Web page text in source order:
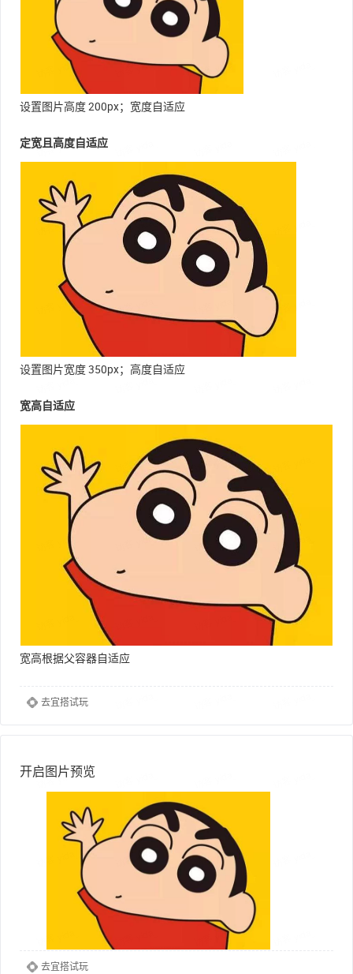
设置图片高度 200px；宽度自适应
定宽且高度自适应
设置图片宽度 350px；高度自适应
宽高自适应
宽高根据父容器自适应
去宜搭试玩
开启图片预览
去宜搭试玩